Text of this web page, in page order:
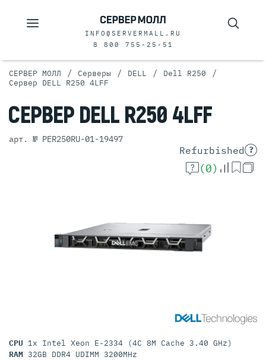
INFO@SERVERMALL.RU
8 800 755-25-51
СЕРВЕР МОЛЛ / Серверы / DELL / Dell R250 /
Сервер DELL R250 4LFF
СЕРВЕР DELL R250 4LFF
арт. № PER250RU-01-19497
Refurbished ?
(0)
CPU 1x Intel Xeon E-2334 (4C 8M Cache 3.40 GHz)
RAM 32GB DDR4 UDIMM 3200MHz